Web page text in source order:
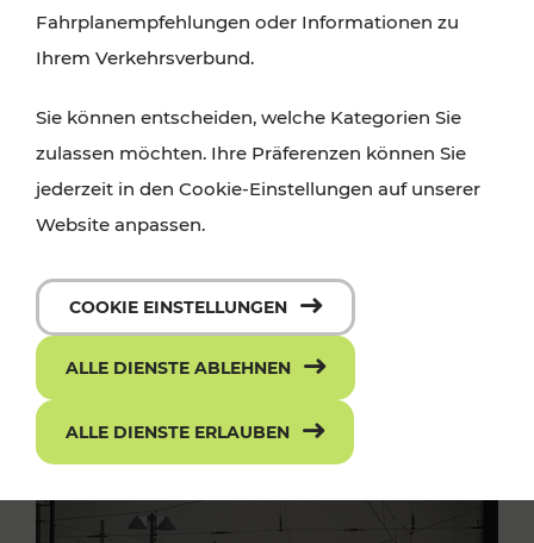
Fahrplanempfehlungen oder Informationen zu
Ihrem Verkehrsverbund.
Sie können entscheiden, welche Kategorien Sie
zulassen möchten. Ihre Präferenzen können Sie
jederzeit in den Cookie-Einstellungen auf unserer
Website anpassen.
COOKIE EINSTELLUNGEN
ALLE DIENSTE ABLEHNEN
ALLE DIENSTE ERLAUBEN